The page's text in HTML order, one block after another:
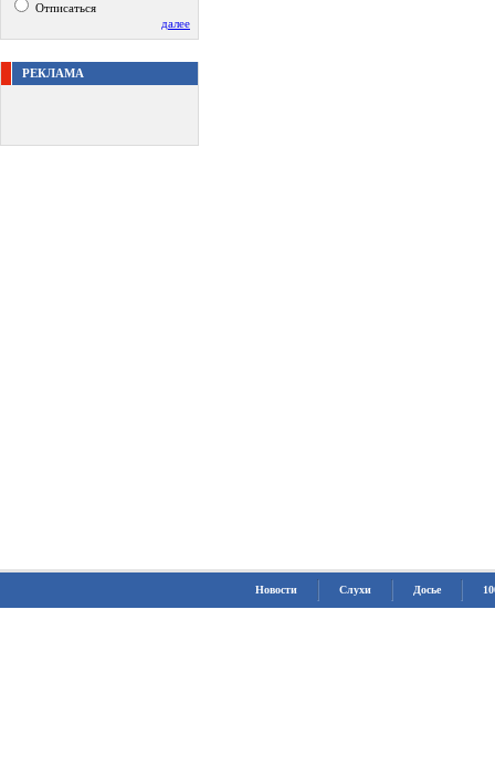
Отписаться
далее
РЕКЛАМА
Новости Слухи Досье